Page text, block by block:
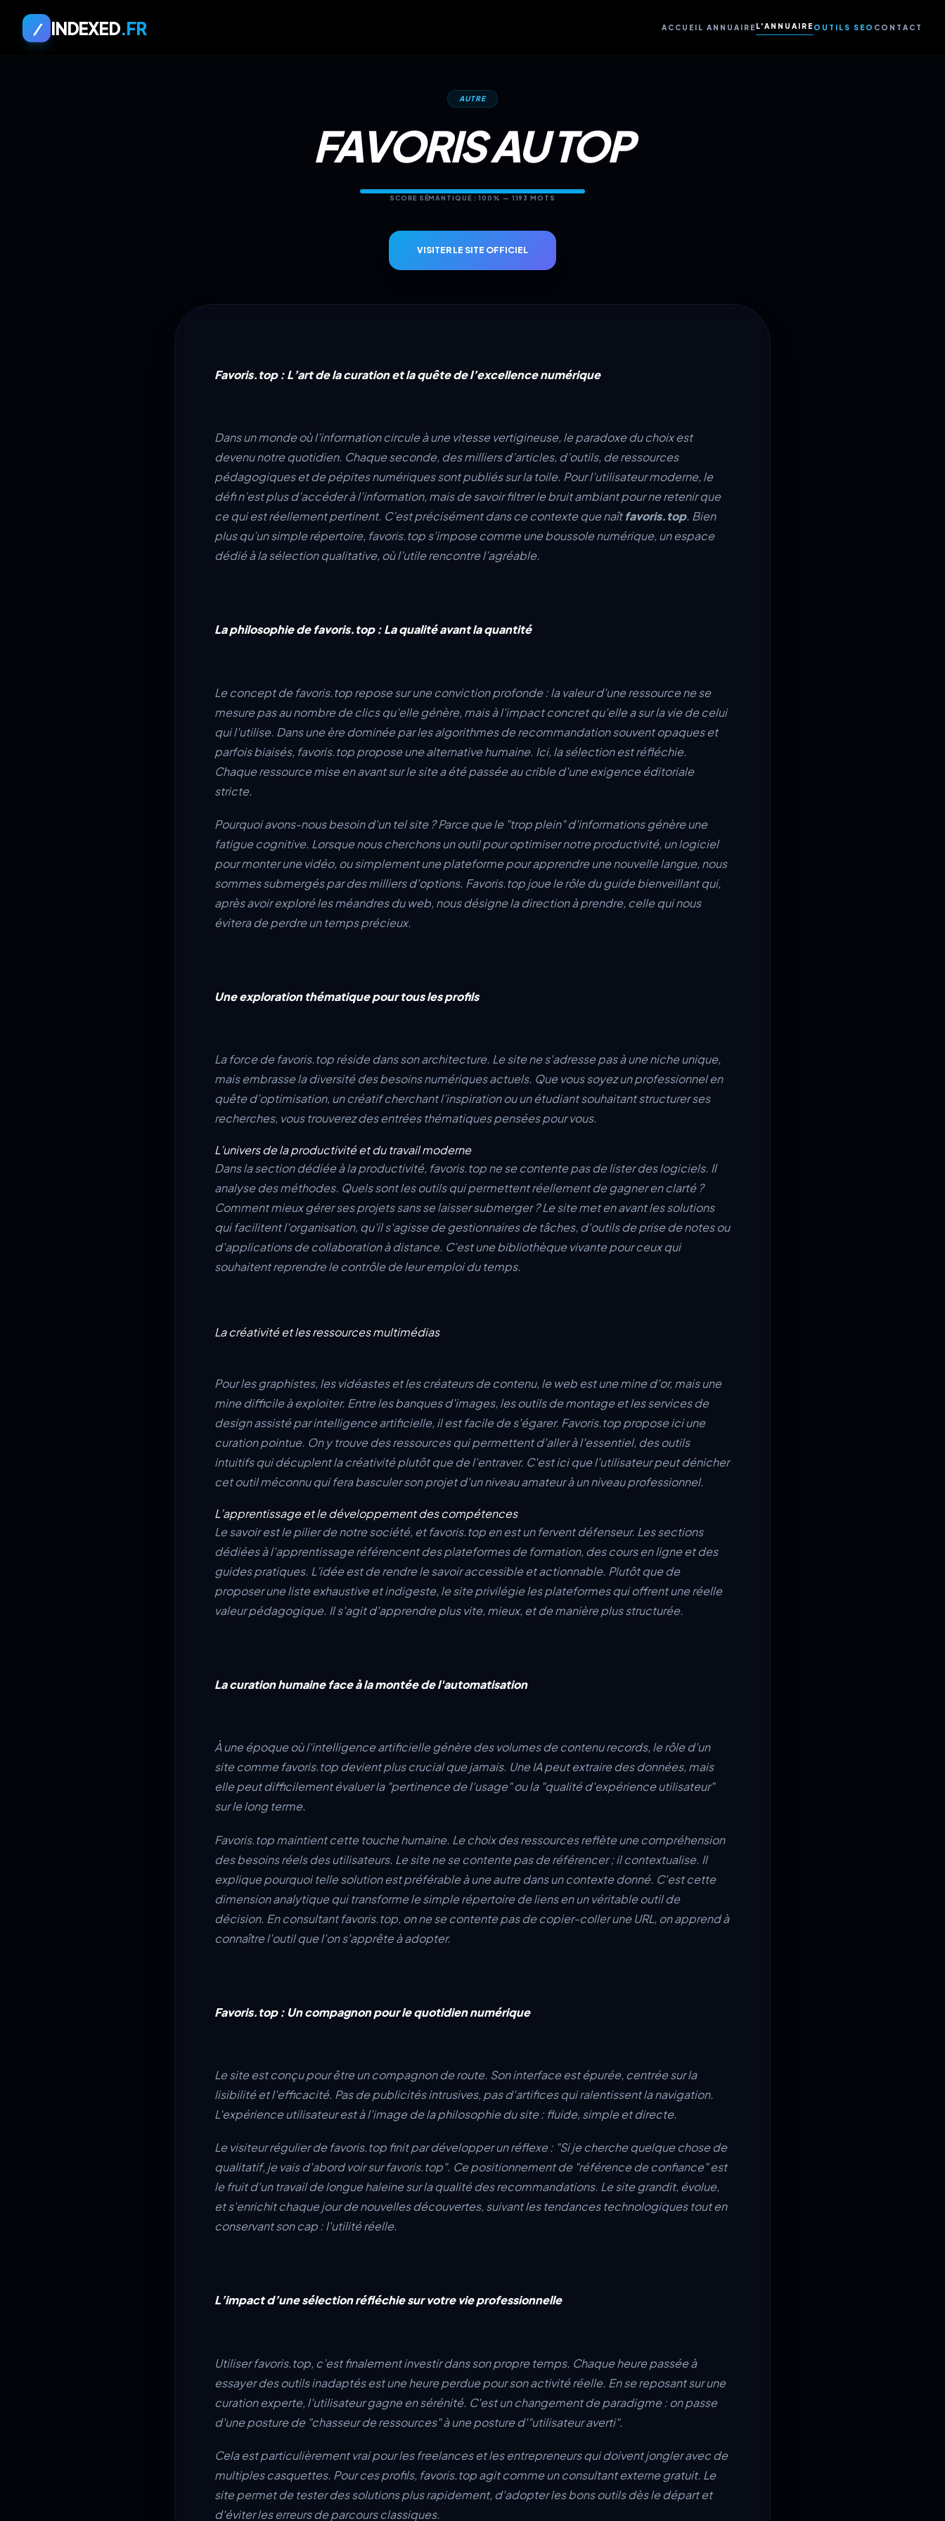
/ INDEXED.FR ACCUEIL ANNUAIRE L'ANNUAIRE OUTILS SEO CONTACT
AUTRE
FAVORIS AU TOP
SCORE SÉMANTIQUE : 100% — 1193 MOTS
VISITER LE SITE OFFICIEL
Favoris.top : L’art de la curation et la quête de l’excellence numérique
Dans un monde où l’information circule à une vitesse vertigineuse, le paradoxe du choix est
devenu notre quotidien. Chaque seconde, des milliers d’articles, d’outils, de ressources
pédagogiques et de pépites numériques sont publiés sur la toile. Pour l’utilisateur moderne, le
défi n’est plus d’accéder à l’information, mais de savoir filtrer le bruit ambiant pour ne retenir que
ce qui est réellement pertinent. C’est précisément dans ce contexte que naîtfavoris.top. Bien
plus qu’un simple répertoire, favoris.top s’impose comme une boussole numérique, un espace
dédié à la sélection qualitative, où l’utile rencontre l’agréable.
La philosophie de favoris.top : La qualité avant la quantité
Le concept de favoris.top repose sur une conviction profonde : la valeur d'une ressource ne se
mesure pas au nombre de clics qu'elle génère, mais à l'impact concret qu'elle a sur la vie de celui
qui l'utilise. Dans une ère dominée par les algorithmes de recommandation souvent opaques et
parfois biaisés, favoris.top propose une alternative humaine. Ici, la sélection est réfléchie.
Chaque ressource mise en avant sur le site a été passée au crible d'une exigence éditoriale
stricte.
Pourquoi avons-nous besoin d'un tel site ? Parce que le "trop plein" d'informations génère une
fatigue cognitive. Lorsque nous cherchons un outil pour optimiser notre productivité, un logiciel
pour monter une vidéo, ou simplement une plateforme pour apprendre une nouvelle langue, nous
sommes submergés par des milliers d'options. Favoris.top joue le rôle du guide bienveillant qui,
après avoir exploré les méandres du web, nous désigne la direction à prendre, celle qui nous
évitera de perdre un temps précieux.
Une exploration thématique pour tous les profils
La force de favoris.top réside dans son architecture. Le site ne s'adresse pas à une niche unique,
mais embrasse la diversité des besoins numériques actuels. Que vous soyez un professionnel en
quête d’optimisation, un créatif cherchant l’inspiration ou un étudiant souhaitant structurer ses
recherches, vous trouverez des entrées thématiques pensées pour vous.
L’univers de la productivité et du travail moderne
Dans la section dédiée à la productivité, favoris.top ne se contente pas de lister des logiciels. Il
analyse des méthodes. Quels sont les outils qui permettent réellement de gagner en clarté ?
Comment mieux gérer ses projets sans se laisser submerger ? Le site met en avant les solutions
qui facilitent l'organisation, qu'il s'agisse de gestionnaires de tâches, d'outils de prise de notes ou
d'applications de collaboration à distance. C’est une bibliothèque vivante pour ceux qui
souhaitent reprendre le contrôle de leur emploi du temps.
La créativité et les ressources multimédias
Pour les graphistes, les vidéastes et les créateurs de contenu, le web est une mine d'or, mais une
mine difficile à exploiter. Entre les banques d'images, les outils de montage et les services de
design assisté par intelligence artificielle, il est facile de s'égarer. Favoris.top propose ici une
curation pointue. On y trouve des ressources qui permettent d'aller à l'essentiel, des outils
intuitifs qui décuplent la créativité plutôt que de l'entraver. C'est ici que l'utilisateur peut dénicher
cet outil méconnu qui fera basculer son projet d'un niveau amateur à un niveau professionnel.
L’apprentissage et le développement des compétences
Le savoir est le pilier de notre société, et favoris.top en est un fervent défenseur. Les sections
dédiées à l'apprentissage référencent des plateformes de formation, des cours en ligne et des
guides pratiques. L’idée est de rendre le savoir accessible et actionnable. Plutôt que de
proposer une liste exhaustive et indigeste, le site privilégie les plateformes qui offrent une réelle
valeur pédagogique. Il s'agit d'apprendre plus vite, mieux, et de manière plus structurée.
La curation humaine face à la montée de l'automatisation
À une époque où l'intelligence artificielle génère des volumes de contenu records, le rôle d'un
site comme favoris.top devient plus crucial que jamais. Une IA peut extraire des données, mais
elle peut difficilement évaluer la "pertinence de l'usage" ou la "qualité d'expérience utilisateur"
sur le long terme.
Favoris.top maintient cette touche humaine. Le choix des ressources reflète une compréhension
des besoins réels des utilisateurs. Le site ne se contente pas de référencer ; il contextualise. Il
explique pourquoi telle solution est préférable à une autre dans un contexte donné. C'est cette
dimension analytique qui transforme le simple répertoire de liens en un véritable outil de
décision. En consultant favoris.top, on ne se contente pas de copier-coller une URL, on apprend à
connaître l'outil que l'on s'apprête à adopter.
Favoris.top : Un compagnon pour le quotidien numérique
Le site est conçu pour être un compagnon de route. Son interface est épurée, centrée sur la
lisibilité et l'efficacité. Pas de publicités intrusives, pas d'artifices qui ralentissent la navigation.
L'expérience utilisateur est à l'image de la philosophie du site : fluide, simple et directe.
Le visiteur régulier de favoris.top finit par développer un réflexe : "Si je cherche quelque chose de
qualitatif, je vais d'abord voir sur favoris.top". Ce positionnement de "référence de confiance" est
le fruit d'un travail de longue haleine sur la qualité des recommandations. Le site grandit, évolue,
et s'enrichit chaque jour de nouvelles découvertes, suivant les tendances technologiques tout en
conservant son cap : l'utilité réelle.
L’impact d’une sélection réfléchie sur votre vie professionnelle
Utiliser favoris.top, c’est finalement investir dans son propre temps. Chaque heure passée à
essayer des outils inadaptés est une heure perdue pour son activité réelle. En se reposant sur une
curation experte, l'utilisateur gagne en sérénité. C'est un changement de paradigme : on passe
d'une posture de "chasseur de ressources" à une posture d'"utilisateur averti".
Cela est particulièrement vrai pour les freelances et les entrepreneurs qui doivent jongler avec de
multiples casquettes. Pour ces profils, favoris.top agit comme un consultant externe gratuit. Le
site permet de tester des solutions plus rapidement, d'adopter les bons outils dès le départ et
d'éviter les erreurs de parcours classiques.